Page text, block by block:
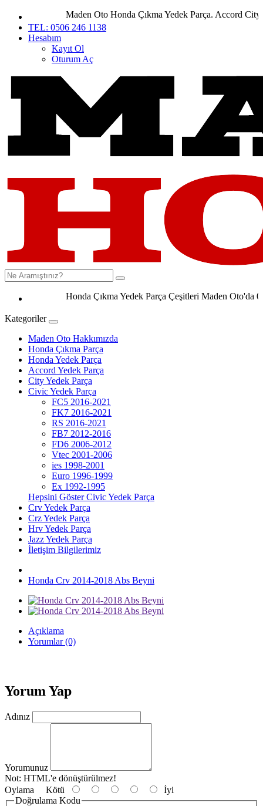
Maden Oto Honda Çıkma Yedek Parça. Accord City
TEL: 0506 246 1138
Hesabım
Kayıt Ol
Oturum Aç
Honda Çıkma Yedek Parça Çeşitleri Maden Oto'da 0506
Kategoriler
Maden Oto Hakkımızda
Honda Çıkma Parça
Honda Yedek Parça
Accord Yedek Parça
City Yedek Parça
Civic Yedek Parça
FC5 2016-2021
FK7 2016-2021
RS 2016-2021
FB7 2012-2016
FD6 2006-2012
Vtec 2001-2006
ies 1998-2001
Euro 1996-1999
Ex 1992-1995
Hepsini Göster Civic Yedek Parça
Crv Yedek Parça
Crz Yedek Parça
Hrv Yedek Parça
Jazz Yedek Parça
İletişim Bilgilerimiz
Honda Crv 2014-2018 Abs Beyni
Açıklama
Yorumlar (0)
Yorum Yap
Adınız
Yorumunuz
Not: HTML'e dönüştürülmez!
Oylama Kötü
İyi
Doğrulama Kodu